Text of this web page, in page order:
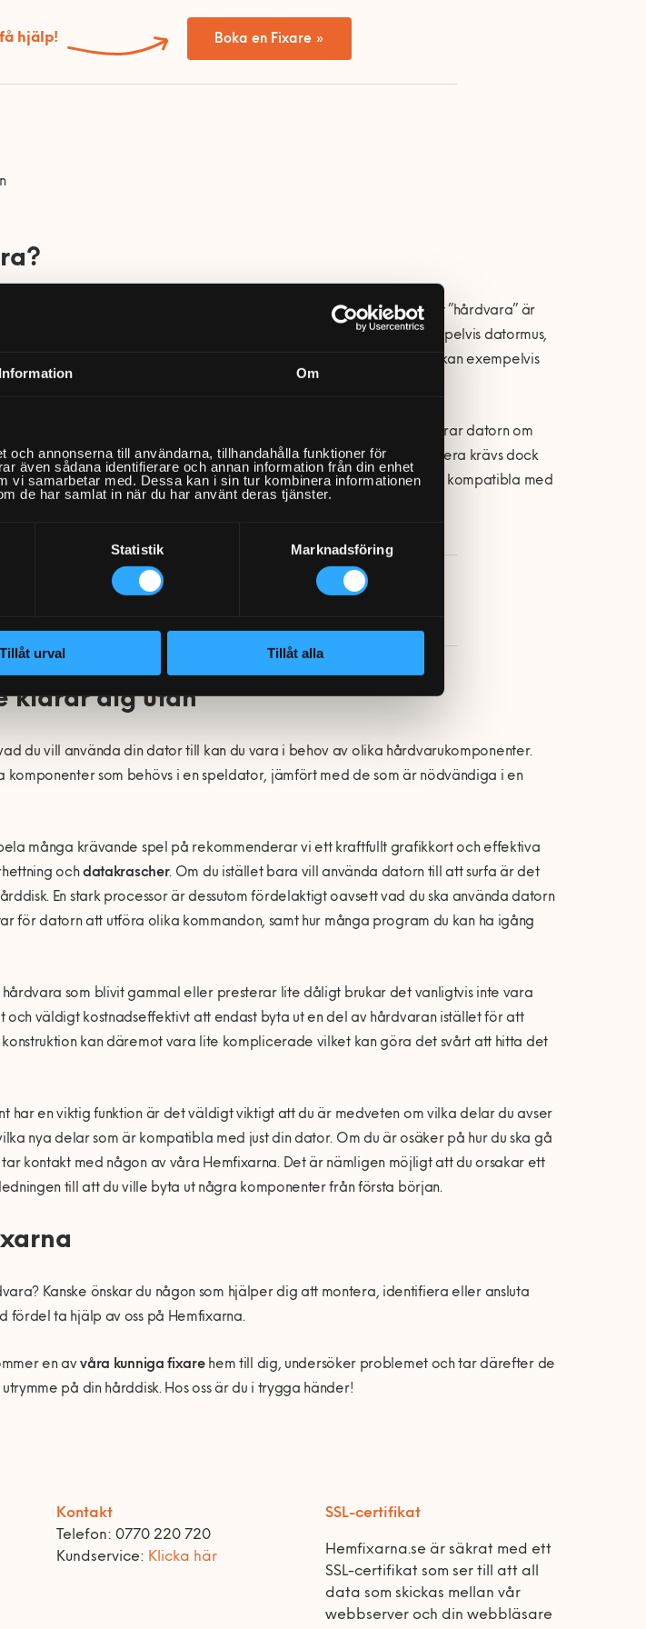
Information Om
annonserna till användarna, tillhandahålla funktioner för
även sådana identifierare och annan information från din enhet
vi samarbetar med. Dessa kan i sin tur kombinera informationen
de har samlat in när du har använt deras tjänster.
Statistik Marknadsföring
Tillåt urval Tillåt alla
hjälp! Boka en Fixare »
maskinvara, beskriver man alla fysiska delar i en dator. Ordet ”hårdvara” är
i datorn som man kan röra vid. Yttre hårdvarukomponenter är exempelvis datormus,
också sladdar. De hårdvarukomponenter som sitter inne i datorn kan exempelvis
eller programvara, och beskriver istället alla program som informerar datorn om
vara operativsystemet eller webbläsaren. För att datorn ska fungera krävs dock
hårdvaran avgör vilken mjukvara du kan använda måste dessa vara kompatibla med
hjälp!
klarar dig utan
du vill använda din dator till kan du vara i behov av olika hårdvarukomponenter.
komponenter som behövs i en speldator, jämfört med de som är nödvändiga i en
många krävande spel på rekommenderar vi ett kraftfullt grafikkort och effektiva
och datakrascher. Om du istället bara vill använda datorn till att surfa är det
En stark processor är dessutom fördelaktigt oavsett vad du ska använda datorn
för datorn att utföra olika kommandon, samt hur många program du kan ha igång
som blivit gammal eller presterar lite dåligt brukar det vanligtvis inte vara
väldigt kostnadseffektivt att endast byta ut en del av hårdvaran istället för att
kan däremot vara lite komplicerade vilket kan göra det svårt att hitta det
har en viktig funktion är det väldigt viktigt att du är medveten om vilka delar du avser
nya delar som är kompatibla med just din dator. Om du är osäker på hur du ska gå
kontakt med någon av våra Hemfixarna. Det är nämligen möjligt att du orsakar ett
till att du ville byta ut några komponenter från första början.
Kanske önskar du någon som hjälper dig att montera, identifiera eller ansluta
fördel ta hjälp av oss på Hemfixarna.
en avvåra kunniga fixarehem till dig, undersöker problemet och tar därefter de
på din hårddisk. Hos oss är du i trygga händer!
Kontakt
Telefon: 0770 220 720
Kundservice: Klicka här
SSL-certifikat
Hemfixarna.se är säkrat med ett
SSL-certifikat som ser till att all
data som skickas mellan vår
webbserver och din webbläsare